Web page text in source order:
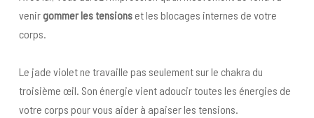
venir gommer les tensionset les blocages internes de votre
corps.
Le jade violet ne travaille pas seulement sur le chakra du
troisième œil. Son énergie vient adoucir toutes les énergies de
votre corps pour vous aider à apaiser les tensions.